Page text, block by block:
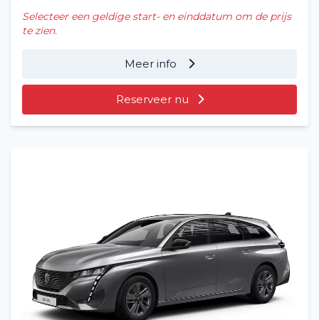
Selecteer een geldige start- en einddatum om de prijs
te zien.
Meer info
Reserveer nu